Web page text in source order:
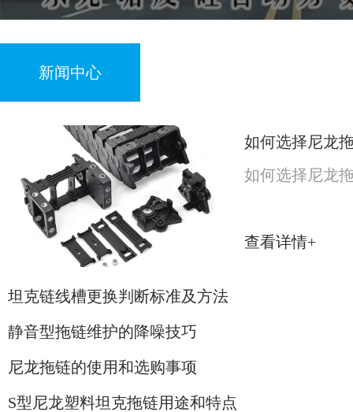
新闻中心
如何选择尼龙
如何选择尼龙
查看详情+
坦克链线槽更换判断标准及方法
静音型拖链维护的降噪技巧
尼龙拖链的使用和选购事项
S型尼龙塑料坦克拖链用途和特点